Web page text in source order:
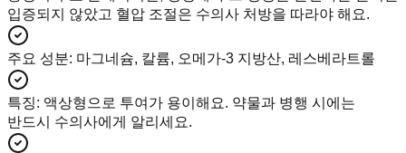
입증되지 않았고 혈압 조절은 수의사 처방을 따라야 해요.
주요 성분: 마그네슘, 칼륨, 오메가-3 지방산, 레스베라트롤
특징: 액상형으로 투여가 용이해요. 약물과 병행 시에는
반드시 수의사에게 알리세요.